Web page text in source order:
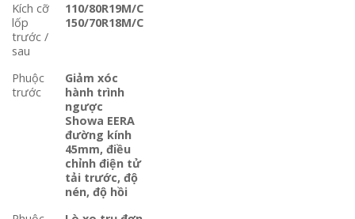
Kích cỡ
lốp
trước /
sau
110/80R19M/C
150/70R18M/C
Phuộc
trước
Giảm xóc
hành trình
ngược
Showa EERA
đường kính
45mm, điều
chỉnh điện tử
tải trước, độ
nén, độ hồi